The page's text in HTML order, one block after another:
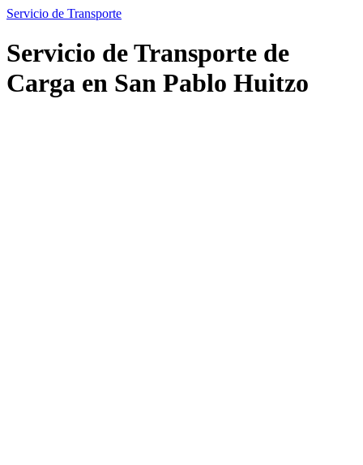
Servicio de Transporte
Servicio de Transporte de
Carga en San Pablo Huitzo